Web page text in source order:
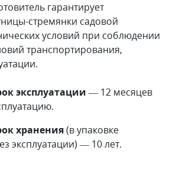
гарантирует
стремянки садовой
условий при соблюдении
транспортирования,
эксплуатации — 12 месяцев
хранения(в упаковке
эксплуатации) — 10 лет.